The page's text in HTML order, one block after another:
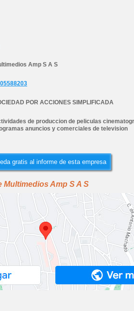
Amp S A S
POR ACCIONES SIMPLIFICADA
de produccion de peliculas
anuncios y comerciales de television
gratis al informe de esta empresa
Amp S A S